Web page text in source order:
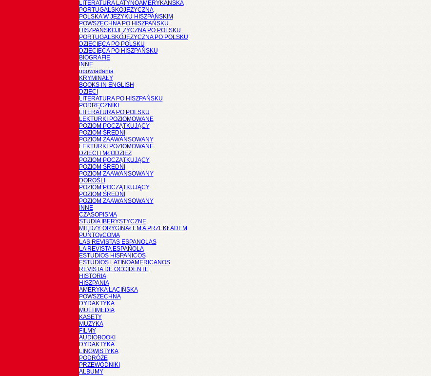
LITERATURA LATYNOAMERYKAŃSKA
PORTUGALSKOJĘZYCZNA
POLSKA W JĘZYKU HISZPAŃSKIM
POWSZECHNA PO HISZPAŃSKU
HISZPAŃSKOJĘZYCZNA PO POLSKU
PORTUGALSKOJĘZYCZNA PO POLSKU
DZIECIĘCA PO POLSKU
DZIECIĘCA PO HISZPAŃSKU
BIOGRAFIE
INNE
opowiadania
KRYMINAŁY
BOOKS IN ENGLISH
DZIECI
LITERATURA PO HISZPAŃSKU
PODRĘCZNIKI
LITERATURA PO POLSKU
LEKTURKI POZIOMOWANE
POZIOM POCZĄTKUJĄCY
POZIOM ŚREDNI
POZIOM ZAAWANSOWANY
LEKTURKI POZIOMOWANE
DZIECI I MŁODZIEŻ
POZIOM POCZĄTKUJĄCY
POZIOM ŚREDNI
POZIOM ZAAWANSOWANY
DOROŚLI
POZIOM POCZĄTKUJĄCY
POZIOM ŚREDNI
POZIOM ZAAWANSOWANY
INNE
CZASOPISMA
STUDIA IBERYSTYCZNE
MIĘDZY ORYGINAŁEM A PRZEKŁADEM
PUNTOyCOMA
LAS REVISTAS ESPANOLAS
LA REVISTA ESPAÑOLA
ESTUDIOS HISPANICOS
ESTUDIOS LATINOAMERICANOS
REVISTA DE OCCIDENTE
HISTORIA
HISZPANIA
AMERYKA ŁACIŃSKA
POWSZECHNA
DYDAKTYKA
MULTIMEDIA
KASETY
MUZYKA
FILMY
AUDIOBOOKI
DYDAKTYKA
LINGWISTYKA
PODRÓŻE
PRZEWODNIKI
ALBUMY